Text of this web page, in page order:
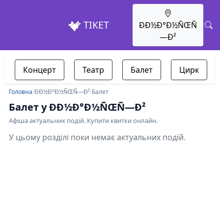
ТІКЕТ
ÐÐ½Ð°Ð½ÑŒÑ
—Ð²
Концерт Театр Балет Цирк
Головна/ÐÐ½Ð°Ð½ÑŒÑ—Ð²/Балет
Балет у ÐÐ½Ð°Ð½ÑŒÑ—Ð²
Афіша актуальних подій. Купити квитки онлайн.
У цьому розділі поки немає актуальних подій.